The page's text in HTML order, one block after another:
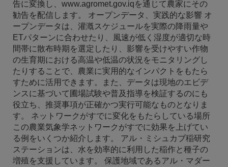
告に変換し、www.agromet.gov.iqを通じて農家にその
勧告を配信します。 オープンデータ、実践的な影響 オ
ープンデータは、灌漑スケジュールを実際の降雨量や
ETパターンに合わせたり、風速が低く湿度が適切な時
間帯に散布時期を選定したり、影響を受けやすい作物
の生育期における高温や低温の状況をモニタリングし
たりすることで、農業に実用的なインパクトをもたら
すために活用できます。また、データは現地のエビデ
ンスに基づいて圃場試験や普及指導を検証するのにも
役立ち、推奨事項が正確かつ実行可能なものとなりま
す。 ネットワークがすでに変化をもたらしている場所
この農業気象学ネットワークがすでに効果を上げてい
る例をいくつか紹介します。 アル・ミシュカブ稲研究
ステーションは、水を効率的に利用した稲作と種子の
増殖を支援しています。 保護地域であるアル・マダー